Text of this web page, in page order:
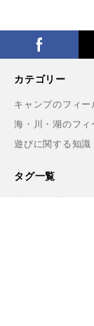
カテゴリー
キャンプのフィー
海・川・湖のフィ
遊びに関する知識
タグ一覧